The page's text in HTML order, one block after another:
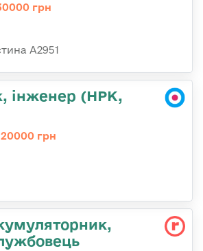
грн
А2951
інженер (НРК,
грн